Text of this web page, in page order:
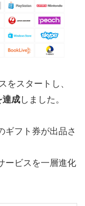
をスタートし、
達成 しました。
ギフト券が出品さ
ービスを一層進化